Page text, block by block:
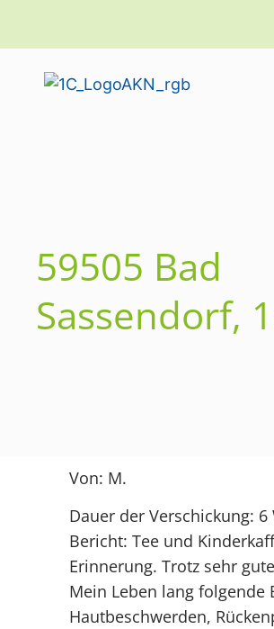
59505 Bad
Sassendorf,
Von: M.
Dauer der Verschickung: 6
Bericht: Tee und
Erinnerung. Trotz sehr
Mein Leben lang
Hautbeschwerden,